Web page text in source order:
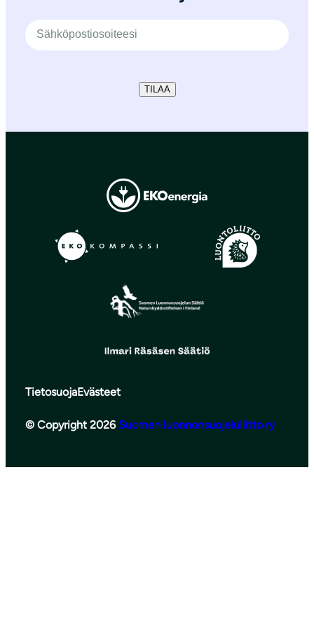
TILAA
TietosuojaEvästeet
© Copyright 2026 Suomen luonnonsuojeluliitto ry